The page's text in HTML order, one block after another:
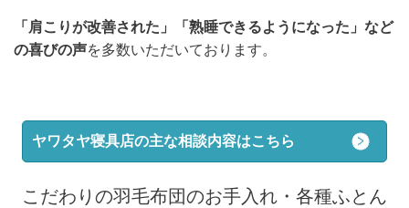
「肩こりが改善された」「熟睡できるようになった」など
の喜びの声を多数いただいております。
ヤワタヤ寝具店の主な相談内容はこちら
こだわりの羽毛布団のお手入れ・各種ふとん